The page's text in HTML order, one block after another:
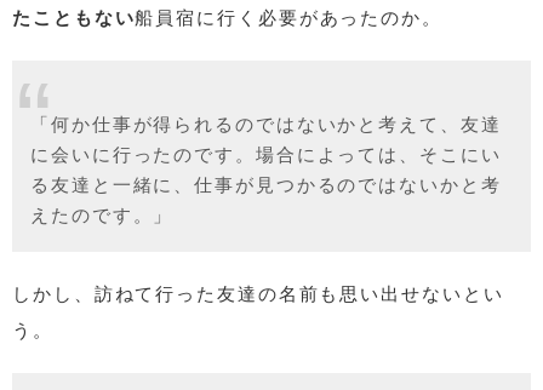
たこともない船員宿に行く必要があったのか。
「何か仕事が得られるのではないかと考えて、友達
に会いに行ったのです。場合によっては、そこにい
る友達と一緒に、仕事が見つかるのではないかと考
えたのです。」
しかし、訪ねて行った友達の名前も思い出せないとい
う。